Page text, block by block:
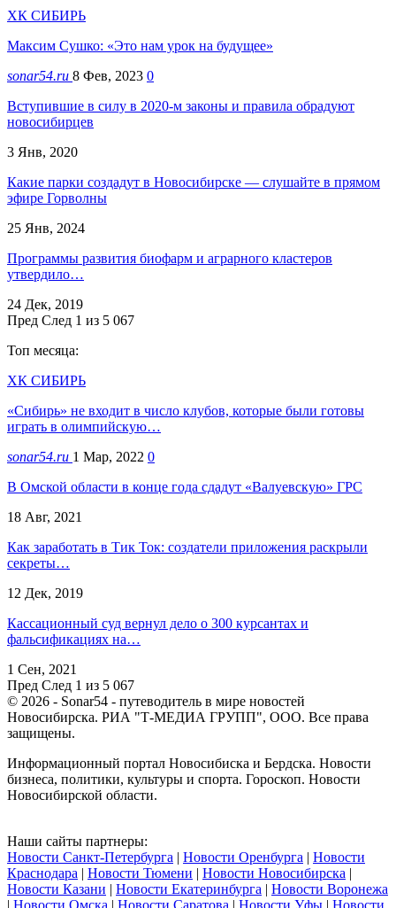
ХК СИБИРЬ
Максим Сушко: «Это нам урок на будущее»
sonar54.ru 8 Фев, 2023 0
Вступившие в силу в 2020-м законы и правила обрадуют
новосибирцев
3 Янв, 2020
Какие парки создадут в Новосибирске — слушайте в прямом
эфире Горволны
25 Янв, 2024
Программы развития биофарм и аграрного кластеров
утвердило…
24 Дек, 2019
Пред След 1 из 5 067
Топ месяца:
ХК СИБИРЬ
«Сибирь» не входит в число клубов, которые были готовы
играть в олимпийскую…
sonar54.ru 1 Мар, 2022 0
В Омской области в конце года сдадут «Валуевскую» ГРС
18 Авг, 2021
Как заработать в Тик Ток: создатели приложения раскрыли
секреты…
12 Дек, 2019
Кассационный суд вернул дело о 300 курсантах и
фальсификациях на…
1 Сен, 2021
Пред След 1 из 5 067
© 2026 - Sonar54 - путеводитель в мире новостей
Новосибирска. РИА "Т-МЕДИА ГРУПП", ООО. Все права
защищены.
Информационный портал Новосибиска и Бердска. Новости
бизнеса, политики, культуры и спорта. Гороскоп. Новости
Новосибирской области.
Наши сайты партнеры:
Новости Санкт-Петербурга | Новости Оренбурга | Новости
Краснодара | Новости Тюмени | Новости Новосибирска |
Новости Казани | Новости Екатеринбурга | Новости Воронежа
| Новости Омска | Новости Саратова | Новости Уфы | Новости